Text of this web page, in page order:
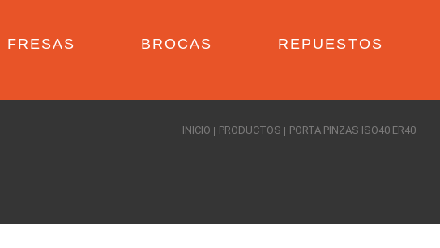
FRESAS BROCAS REPUESTOS
INICIO PRODUCTOS PORTA PINZAS ISO40 ER40